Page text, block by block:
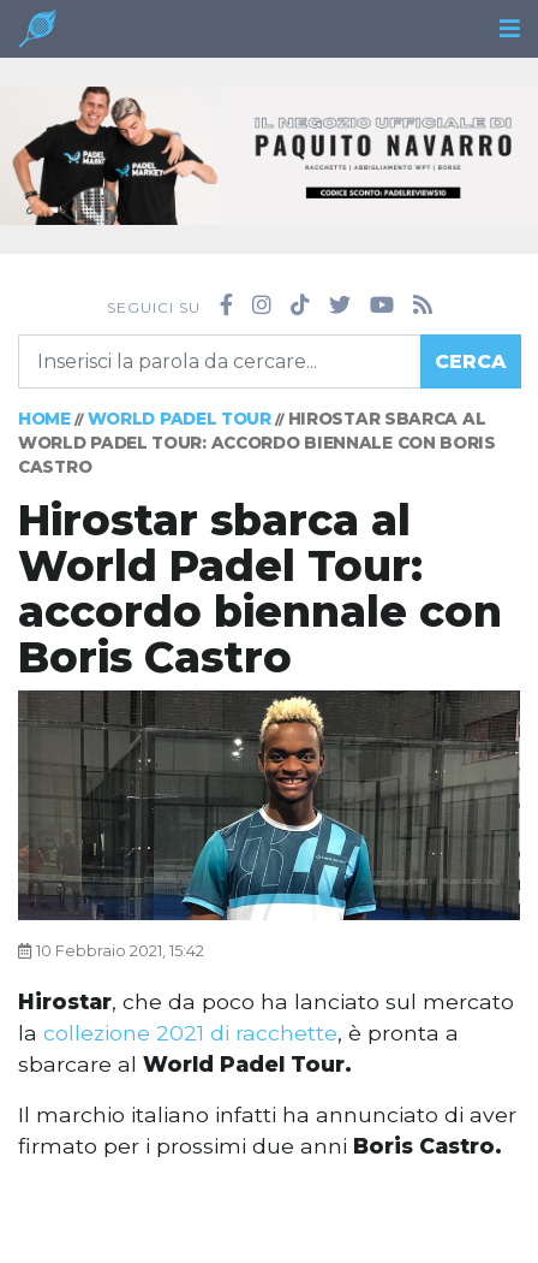
SEGUICI SU
CERCA
HOME// WORLD PADEL TOUR// HIROSTAR SBARCA AL
WORLD PADEL TOUR: ACCORDO BIENNALE CON BORIS
CASTRO
Hirostar sbarca al
World Padel Tour:
accordo biennale con
Boris Castro
10 Febbraio 2021, 15:42
Hirostar, che da poco ha lanciato sul mercato
la collezione 2021 di racchette, è pronta a
sbarcare al World Padel Tour.
Il marchio italiano infatti ha annunciato di aver
firmato per i prossimi due anni Boris Castro.